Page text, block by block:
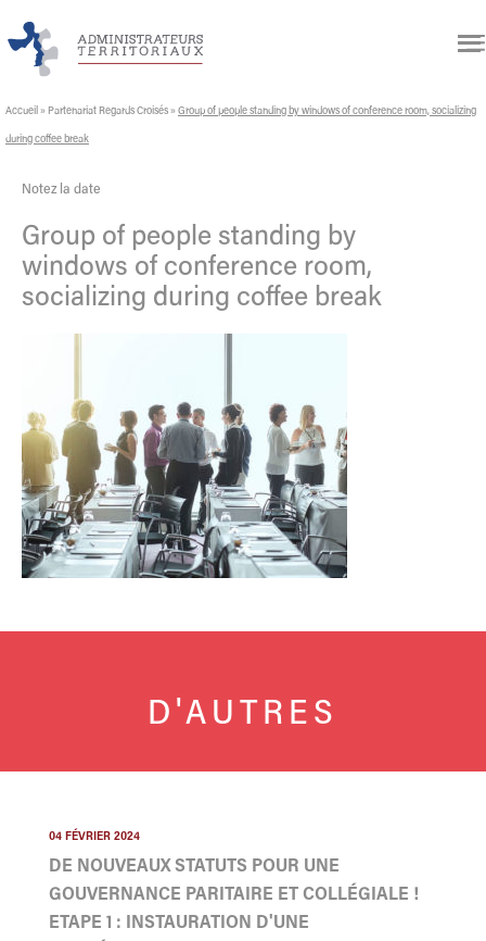
Accueil » Partenariat Regards Croisés » Group of people standing by windows of conference room, socializing
during coffee break
Notez la date
Group of people standing by
windows of conference room,
socializing during coffee break
D'AUTRES
04 FÉVRIER 2024
DE NOUVEAUX STATUTS POUR UNE
GOUVERNANCE PARITAIRE ET COLLÉGIALE !
ETAPE 1 : INSTAURATION D'UNE